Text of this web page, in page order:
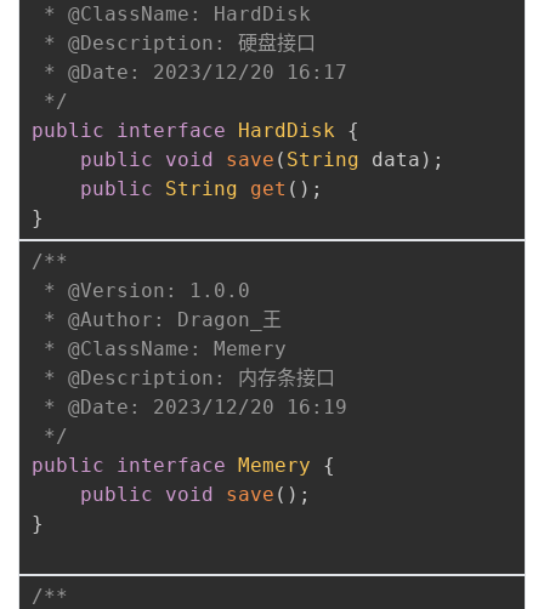
* @ClassName: HardDisk
* @Description: 硬盘接口
* @Date: 2023/12/20 16:17
*/
public
interface HardDisk
{
public
void save ( String data ) ;
public
String get ( ) ;
}
/**
* @Version: 1.0.0
* @Author: Dragon_王
* @ClassName: Memery
* @Description: 内存条接口
* @Date: 2023/12/20 16:19
*/
public
interface Memery
{
public
void save ( ) ;
}
/**